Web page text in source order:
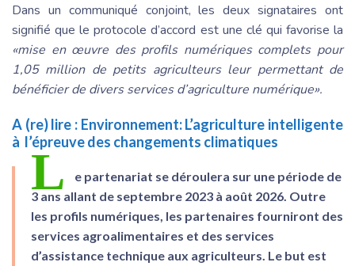
Dans un communiqué conjoint, les deux signataires ont
signifié que le protocole d’accord est une clé qui favorise la
«mise en œuvre des profils numériques complets pour
1,05 million de petits agriculteurs leur permettant de
bénéficier de divers services d’agriculture numérique».
A (re) lire : Environnement: L’agriculture intelligente
à l’épreuve des changements climatiques
L
e partenariat se déroulera sur une période de
3 ans allant de septembre 2023 à août 2026. Outre
les profils numériques, les partenaires fourniront des
services agroalimentaires et des services
d’assistance technique aux agriculteurs. Le but est